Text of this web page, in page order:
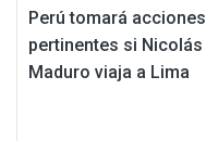
Perú tomará acciones
pertinentes si Nicolás
Maduro viaja a Lima